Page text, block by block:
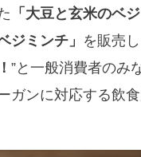
「大豆と玄米のベジ
ジミンチ」 を販売
”と一般消費者のみ
ガンに対応する飲